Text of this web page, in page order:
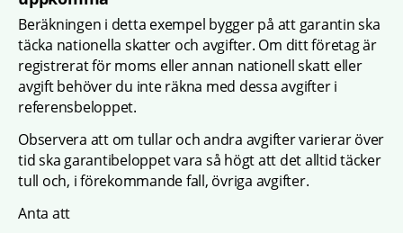
Beräkningen i detta exempel bygger på att garantin ska
täcka nationella skatter och avgifter. Om ditt företag är
registrerat för moms eller annan nationell skatt eller
avgift behöver du inte räkna med dessa avgifter i
referensbeloppet.
Observera att om tullar och andra avgifter varierar över
tid ska garantibeloppet vara så högt att det alltid täcker
tull och, i förekommande fall, övriga avgifter.
Anta att